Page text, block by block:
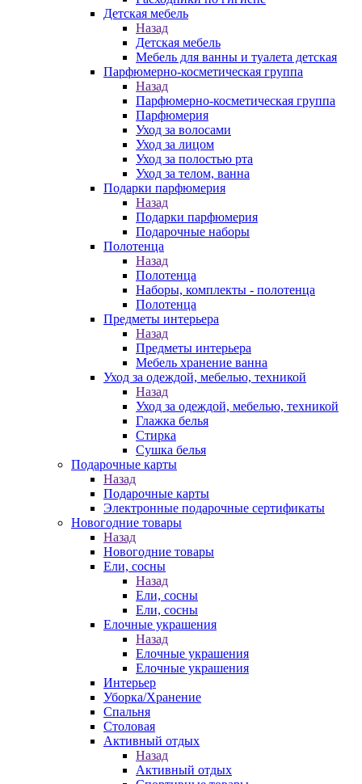
Детская мебель
Назад
Детская мебель
Мебель для ванны и туалета детская
Парфюмерно-косметическая группа
Назад
Парфюмерно-косметическая группа
Парфюмерия
Уход за волосами
Уход за лицом
Уход за полостью рта
Уход за телом, ванна
Подарки парфюмерия
Назад
Подарки парфюмерия
Подарочные наборы
Полотенца
Назад
Полотенца
Наборы, комплекты - полотенца
Полотенца
Предметы интерьера
Назад
Предметы интерьера
Мебель хранение ванна
Уход за одеждой, мебелью, техникой
Назад
Уход за одеждой, мебелью, техникой
Глажка белья
Стирка
Сушка белья
Подарочные карты
Назад
Подарочные карты
Электронные подарочные сертификаты
Новогодние товары
Назад
Новогодние товары
Ели, сосны
Назад
Ели, сосны
Ели, сосны
Елочные украшения
Назад
Елочные украшения
Елочные украшения
Интерьер
Уборка/Хранение
Спальня
Столовая
Активный отдых
Назад
Активный отдых